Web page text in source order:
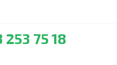
253 75 18